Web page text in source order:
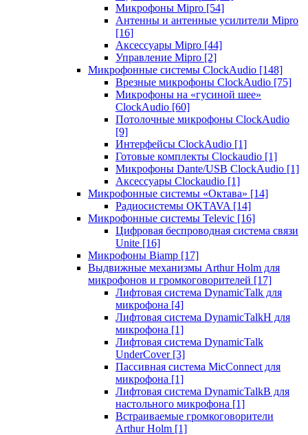
Микрофоны Mipro [54]
Антенны и антенные усилители Mipro
[16]
Аксессуары Mipro [44]
Управление Mipro [2]
Микрофонные системы ClockAudio [148]
Врезные микрофоны ClockAudio [75]
Микрофоны на «гусиной шее»
ClockAudio [60]
Потолочные микрофоны ClockAudio
[9]
Интерфейсы ClockAudio [1]
Готовые комплекты Clockaudio [1]
Микрофоны Dante/USB ClockAudio [1]
Аксессуары Clockaudio [1]
Микрофонные системы «Октава» [14]
Радиосистемы OKTAVA [14]
Микрофонные системы Televic [16]
Цифровая беспроводная система связи
Unite [16]
Микрофоны Biamp [17]
Выдвижные механизмы Arthur Holm для
микрофонов и громкоговорителей [17]
Лифтовая система DynamicTalk для
микрофона [4]
Лифтовая система DynamicTalkH для
микрофона [1]
Лифтовая система DynamicTalk
UnderCover [3]
Пассивная система MicConnect для
микрофона [1]
Лифтовая система DynamicTalkB для
настольного микрофона [1]
Встраиваемые громкоговорители
Arthur Holm [1]